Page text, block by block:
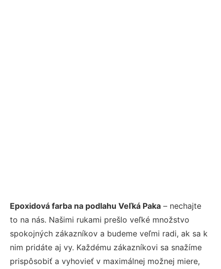
Epoxidová farba na podlahu Veľká Paka – nechajte
to na nás. Našimi rukami prešlo veľké množstvo
spokojných zákazníkov a budeme veľmi radi, ak sa k
nim pridáte aj vy. Každému zákazníkovi sa snažíme
prispôsobiť a vyhovieť v maximálnej možnej miere,